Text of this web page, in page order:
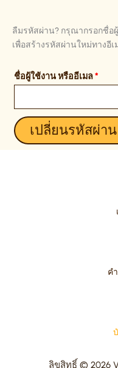
ลืมรหัสผ่าน? กรุณากรอกชื่อ
เพื่อสร้างรหัสผ่านใหม่ทางอีเ
ชื่อผู้ใช้งาน หรืออีเมล*
เปลี่ยนรหัสผ่าน
ค
ลิขสิทธิ์ © 2026